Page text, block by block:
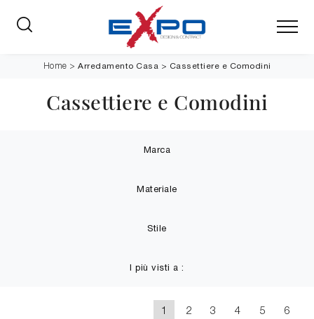
Home > Arredamento Casa > Cassettiere e Comodini
Cassettiere e Comodini
Marca
Materiale
Stile
I più visti a :
1 2 3 4 5 6